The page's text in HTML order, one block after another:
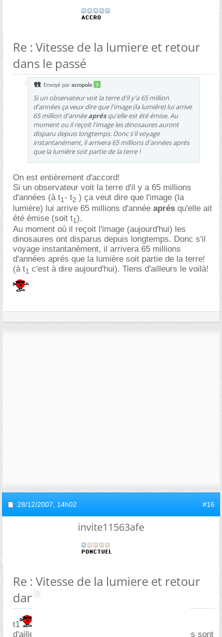
Re : Vitesse de la lumiere et retour
dans le passé
Envoyé par acropole
Si un observateur voit la terre d'il y'a 65 million
d'années ça veux dire que l'image (la lumière) lui arrive
65 million d'annéeaprésqu'elle est été émise. Au
moment ou il reçoit l'image les dinosaures auront
disparu depuis longtemps. Donc s'il voyage
instantanément, il arrivera 65 millions d'années aprés
que la lumière soit partie de la terre !
On est entièrement d'accord!
Si un observateur voit la terre d'il y a 65 millions
d'années (à t1- t2 ) ça veut dire que l'image (la
lumière) lui arrive 65 millions d'année aprés qu'elle ait
été émise (soit t1).
Au moment où il reçoit l'image (aujourd'hui) les
dinosaures ont disparus depuis longtemps. Donc s'il
voyage instantanément, il arrivera 65 millions
d'années aprés que la lumière soit partie de la terre!
(à t1 c'est à dire aujourd'hui). Tiens d'ailleurs le voilà!
28/12/2007, 14h02 #16
invite11563afe
Re : Vitesse de la lumiere et retour
dans le passé
t1
d'ailleurs derrière les lunettes noires tes lumières sont